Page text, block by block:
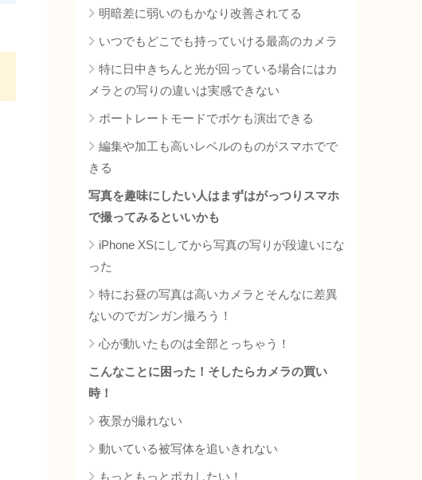
明暗差に弱いのもかなり改善されてる
いつでもどこでも持っていける最高のカメラ
特に日中きちんと光が回っている場合にはカ
メラとの写りの違いは実感できない
ポートレートモードでボケも演出できる
編集や加工も高いレベルのものがスマホでで
きる
写真を趣味にしたい人はまずはがっつりスマホ
で撮ってみるといいかも
iPhone XSにしてから写真の写りが段違いにな
った
特にお昼の写真は高いカメラとそんなに差異
ないのでガンガン撮ろう！
心が動いたものは全部とっちゃう！
こんなことに困った！そしたらカメラの買い
時！
夜景が撮れない
動いている被写体を追いきれない
もっともっとボカしたい！